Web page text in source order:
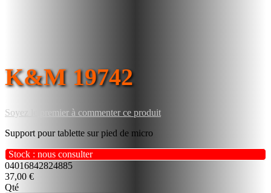
K&M 19742
Soyez le premier à commenter ce produit
Support pour tablette sur pied de micro
Stock : nous consulter
04016842824885
37,00 €
Qté